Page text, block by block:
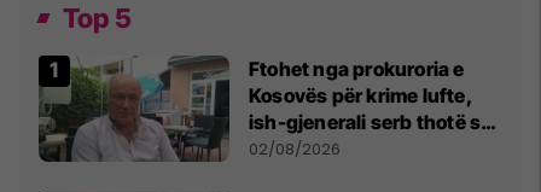
Top 5
Ftohet nga prokuroria e
Kosovës për krime lufte,
ish-gjenerali serb thotë se
dikush e tradhtoi në
02/08/2026